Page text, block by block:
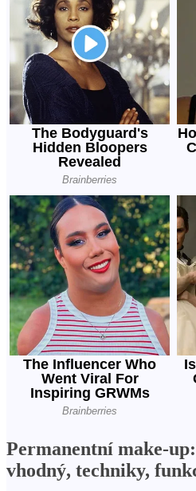
Permanentní make-
vhodný, techniky,